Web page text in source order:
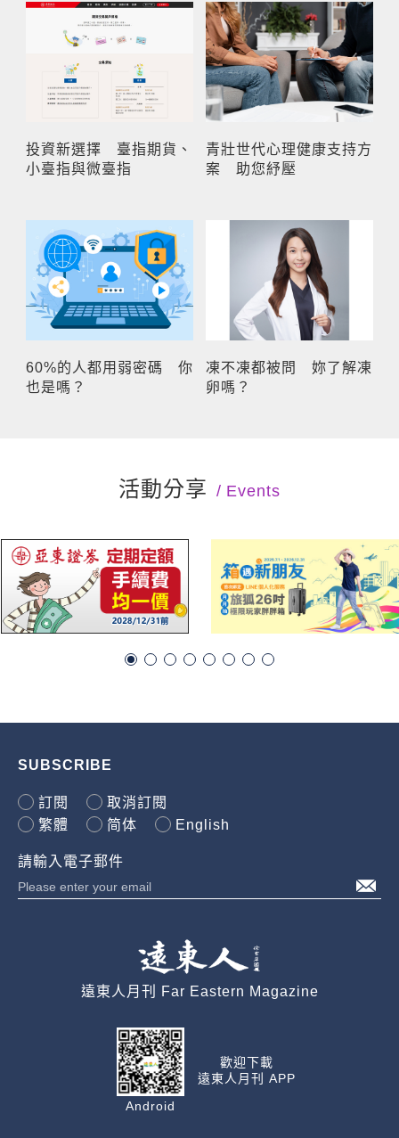
投資新選擇 臺指期貨、
小臺指與微臺指
青壯世代心理健康支持方
案 助您紓壓
60%的人都用弱密碼 你
也是嗎？
凍不凍都被問 妳了解凍
卵嗎？
活動分享 Events
SUBSCRIBE
訂閱
取消訂閱
繁體
简体 English
請輸入電子郵件
遠東人月刊 Far Eastern Magazine
Android
歡迎下載
遠東人月刊 APP